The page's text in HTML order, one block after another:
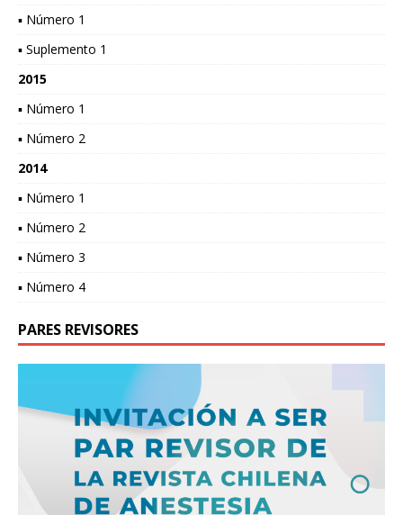
▪ Número 1
▪ Suplemento 1
2015
▪ Número 1
▪ Número 2
2014
▪ Número 1
▪ Número 2
▪ Número 3
▪ Número 4
PARES REVISORES